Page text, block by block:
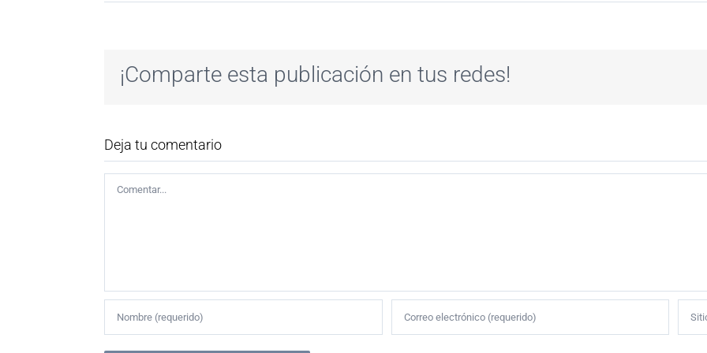
¡Comparte esta publicación en tus redes!
Deja tu comentario